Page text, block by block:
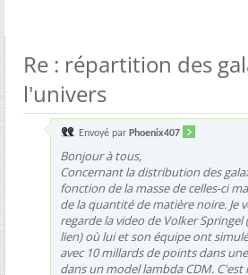
Re : répartition des
l'univers
Envoyé par Phoenix407
Bonjour à tous,
Concernant la distribution des
fonction de la masse de celles-ci
de la quantité de matière noire. Je
regarde la video de Volker Springel
lien) où lui et son équipe ont
avec 10 millards de points dans
dans un model lambda CDM. C'est